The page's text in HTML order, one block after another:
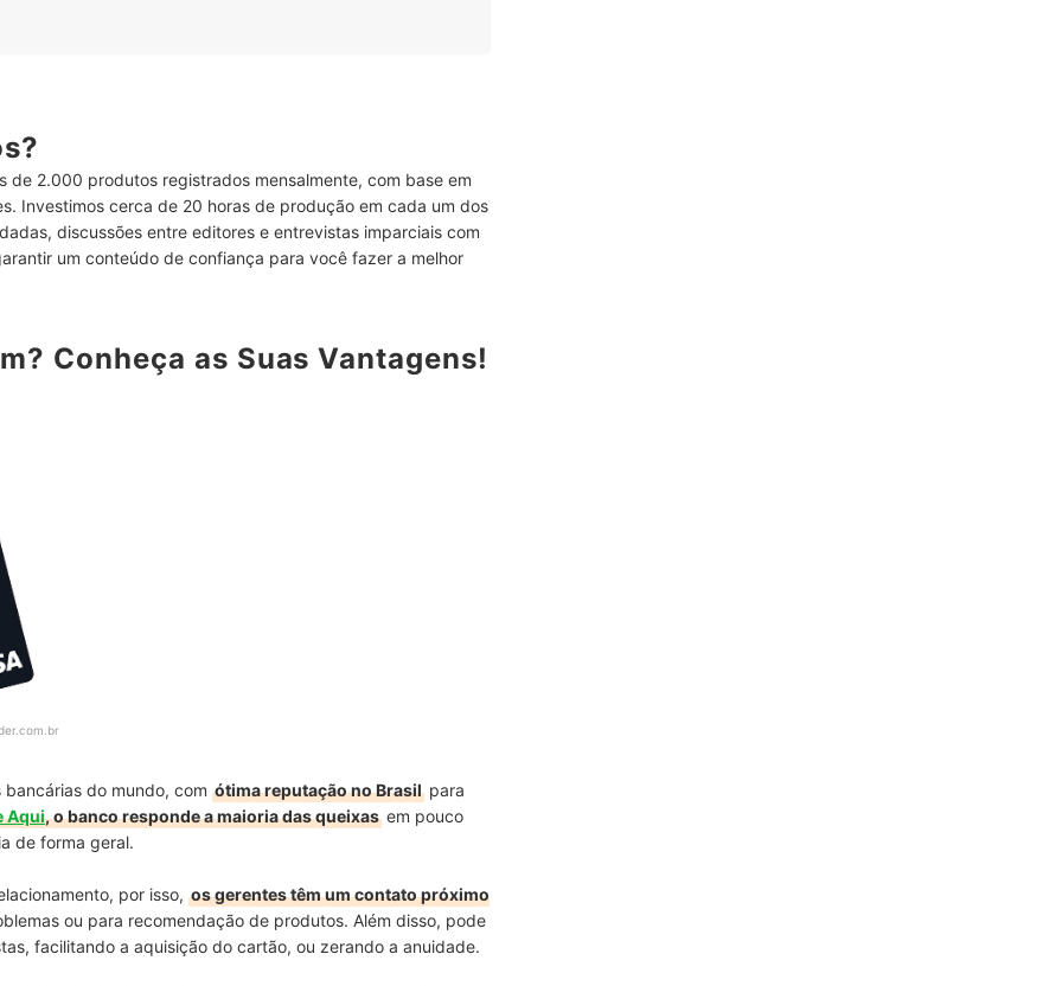
de Crédito Rende no Santander Esfera
de 2.000 produtos registrados mensalmente, com base em
Investimos cerca de 20 horas de produção em cada um dos
discussões entre editores e entrevistas imparciais com
um conteúdo de confiança para você fazer a melhor
Conheça as Suas Vantagens!
do mundo, com ótima reputação no Brasil para
Aqui, o banco responde a maioria das queixas em pouco
de forma geral.
por isso, os gerentes têm um contato próximo
ou para recomendação de produtos. Além disso, pode
facilitando a aquisição do cartão, ou zerando a anuidade.